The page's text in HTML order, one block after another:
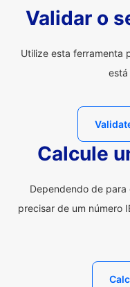
Validar o
Utilize esta ferramenta
está
Calcule
Dependendo de
precisar de um número